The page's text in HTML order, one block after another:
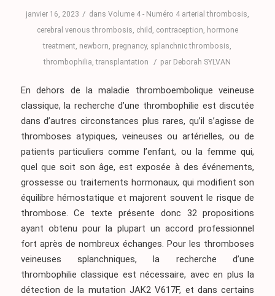
janvier 16, 2023 / dans Volume 4 - Numéro 4 arterial thrombosis,
cerebral venous thrombosis, child , contraception, hormone
treatment, newborn, pregnancy, splanchnic thrombosis,
thrombophilia,transplantation / par Deborah SYLVAN
En dehors de la maladie thromboembolique veineuse
classique, la recherche d’une thrombophilie est discutée
dans d’autres circonstances plus rares, qu’il s’agisse de
thromboses atypiques, veineuses ou artérielles, ou de
patients particuliers comme l’enfant, ou la femme qui,
quel que soit son âge, est exposée à des événements,
grossesse ou traitements hormonaux, qui modifient son
équilibre hémostatique et majorent souvent le risque de
thrombose. Ce texte présente donc 32 propositions
ayant obtenu pour la plupart un accord professionnel
fort après de nombreux échanges. Pour les thromboses
veineuses splanchniques, la recherche d’une
thrombophilie classique est nécessaire, avec en plus la
détection de la mutation JAK2 V617F, et dans certains